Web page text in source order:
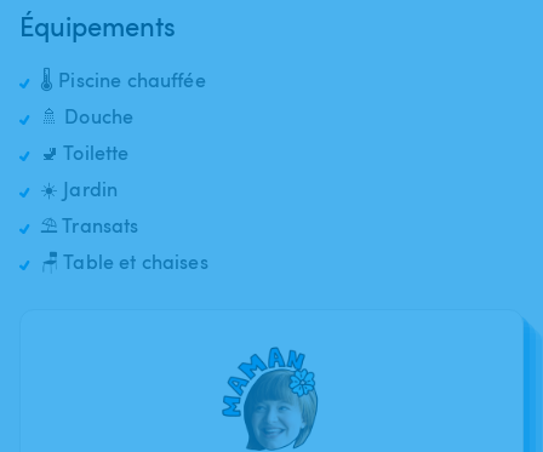
Équipements
🌡️ Piscine chauffée
🚿 Douche
🚽 Toilette
☀️ Jardin
⛱️ Transats
🪑 Table et chaises